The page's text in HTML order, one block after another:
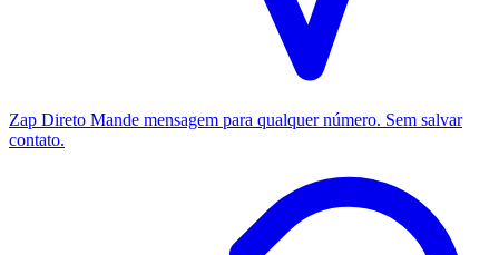
Zap Direto Mande mensagem para qualquer número. Sem salvar
contato.